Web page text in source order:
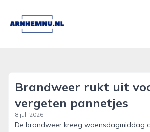
arnhemnu.nl
Brandweer rukt uit
vergeten pannetjes
8 jul. 2026
De brandweer kreeg woensdagmiddag